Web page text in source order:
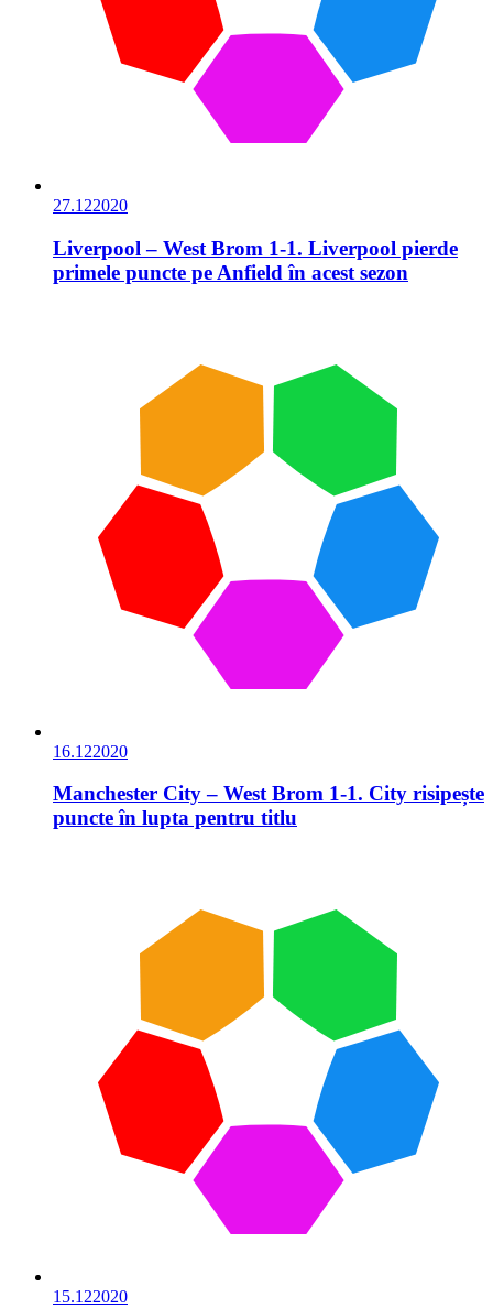
27.122020
Liverpool – West Brom 1-1. Liverpool pierde
primele puncte pe Anfield în acest sezon
16.122020
Manchester City – West Brom 1-1. City risipește
puncte în lupta pentru titlu
15.122020